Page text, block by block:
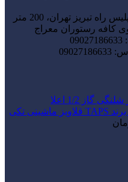
نرسیده به پلیس راه تبریز تهران، 200 متر
کافه رستوران معراج
گاز 1/2 اعلا
قلاویز ماشینی تکی